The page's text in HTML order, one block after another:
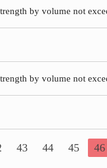
by volume not
by volume not
43 44 45 46